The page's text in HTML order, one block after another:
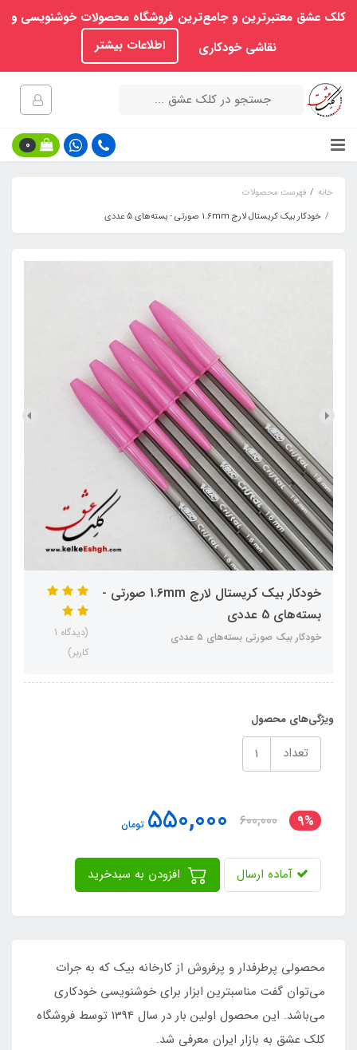
کلک عشق معتبرترین و جامع‌ترین فروشگاه محصولات خوشنویسی و
نقاشی خودکاری
اطلاعات بیشتر
0
خانه
فهرست محصولات
خودکار بیک کریستال لارج 1.6mm صورتی - بسته‌های 5 عددی
خودکار بیک کریستال لارج 1.6mm صورتی -
بسته‌های 5 عددی
خودکار بیک صورتی بسته‌های ۵ عددی
(دیدگاه 1
کاربر)
ویژگی‌های محصول
تعداد
9%
600,000
550,000 تومان
آماده ارسال
محصولی پرطرفدار و پرفروش از کارخانه بیک که به جرات
می‌توان گفت مناسبترین ابزار برای خوشنویسی خودکاری
می‌باشد. این محصول اولین بار در سال 1394 توسط فروشگاه
کلک عشق به بازار ایران معرفی شد.